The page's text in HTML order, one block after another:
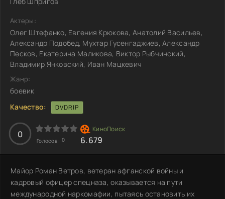
Актеры:
Олег Штефанко, Евгения Крюкова, Анатолий Васильев,
Александр Подобед, Мухтар Гусенгаджиев, Александр
Песков, Екатерина Маликова, Виктор Рыбчинский,
Владимир Янковский, Иван Мацкевич
Жанр:
боевик
Качество:
DVDRIP
0
Голосов: 0 6.679
Майор Роман Ветров, ветеран афганской войны и
кадровый офицер спецназа, оказывается на пути
международной наркомафии, пытаясь остановить их